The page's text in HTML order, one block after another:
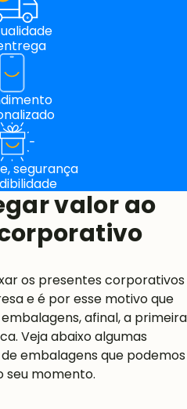
segurança
valor ao
os presentes corporativos
e é por esse motivo que
afinal, a primeira
Veja abaixo algumas
embalagens que podemos
seu momento.